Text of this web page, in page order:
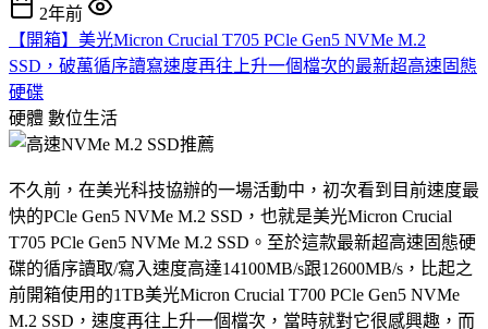
2年前
【開箱】美光Micron Crucial T705 PCle Gen5 NVMe M.2
SSD，破萬循序讀寫速度再往上升一個檔次的最新超高速固態
硬碟
硬體 數位生活
不久前，在美光科技協辦的一場活動中，初次看到目前速度最
快的PCle Gen5 NVMe M.2 SSD，也就是美光Micron Crucial
T705 PCle Gen5 NVMe M.2 SSD。至於這款最新超高速固態硬
碟的循序讀取/寫入速度高達14100MB/s跟12600MB/s，比起之
前開箱使用的1TB美光Micron Crucial T700 PCle Gen5 NVMe
M.2 SSD，速度再往上升一個檔次，當時就對它很感興趣，而